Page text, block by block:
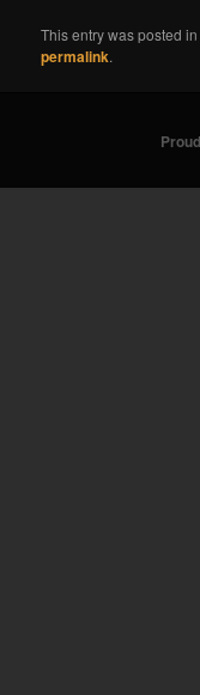
This entry was posted in
permalink.